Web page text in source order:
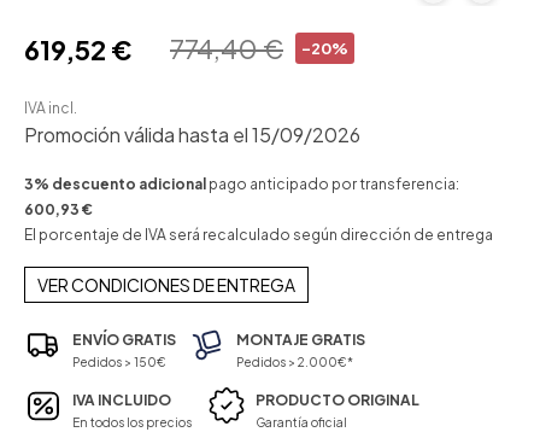
-20%
774,40 €
619,52 €
IVA incl.
Promoción válida hasta el 15/09/2026
3% descuento adicional pago anticipado por transferencia:
600,93 €
El porcentaje de IVA será recalculado según dirección de entrega
VER CONDICIONES DE ENTREGA
ENVÍO GRATIS
Pedidos > 150€
MONTAJE GRATIS
Pedidos > 2.000€*
IVA INCLUIDO
En todos los precios
PRODUCTO ORIGINAL
Garantía oficial